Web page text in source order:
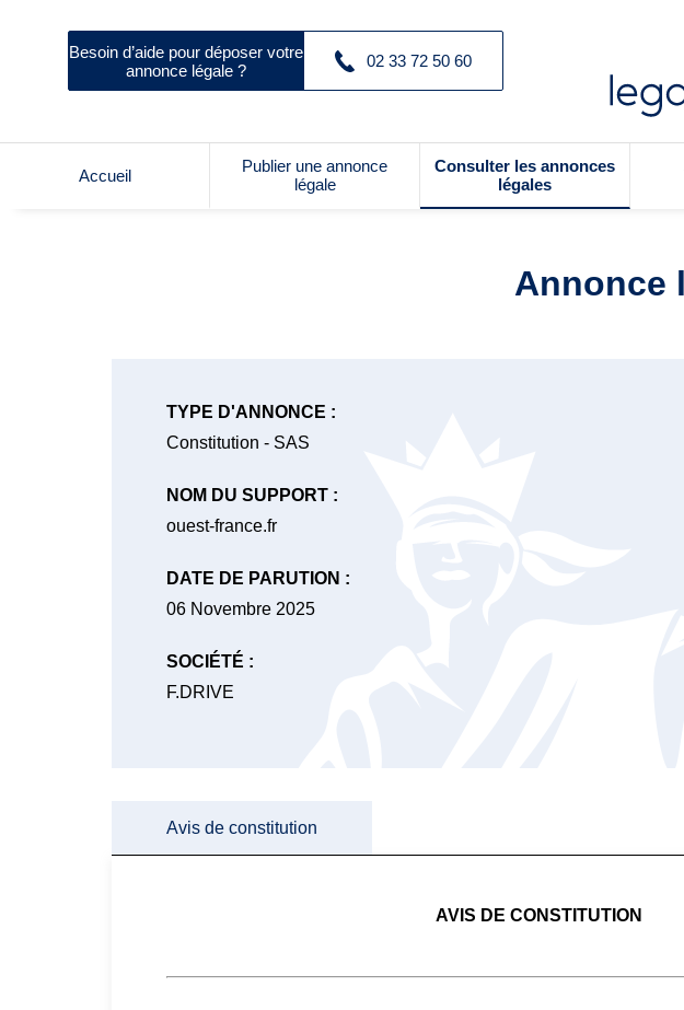
Besoin d’aide pour déposer votre
annonce légale ?
02 33 72 50 60
Accueil
Publier une annonce
légale
Consulter les annonces
légales
Annonce
TYPE D'ANNONCE :
Constitution - SAS
NOM DU SUPPORT :
ouest-france.fr
DATE DE PARUTION :
06 Novembre 2025
SOCIÉTÉ :
F.DRIVE
Avis de constitution
AVIS DE CONSTITUTION